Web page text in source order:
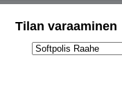
Tilan varaaminen